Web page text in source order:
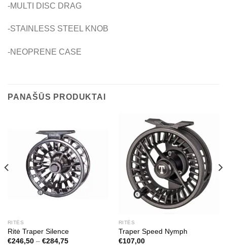
-MULTI DISC DRAG
-STAINLESS STEEL KNOB
-NEOPRENE CASE
PANAŠŪS PRODUKTAI
RITĖS
Ritė Traper Silence
€246,50 – €284,75Price
RITĖS
Traper Speed Nymph
€107,00